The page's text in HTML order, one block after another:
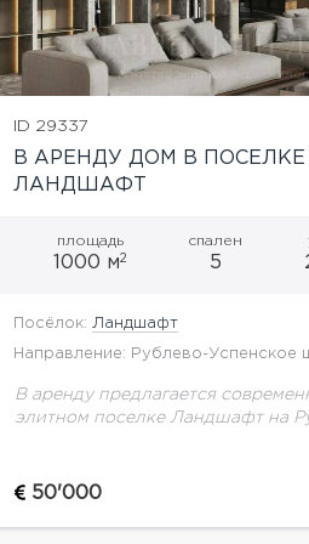
ID 29337
В АРЕНДУ ДОМ В ПОСЕЛКЕ
ЛАНДШАФТ
площадь
1000 м2
спален
5
Посёлок: Ландшафт
Направление: Рублево-Успенское
В аренду предлагается
элитном поселке Ландшафт на
гостевой с/у, гардеробная с
50'000